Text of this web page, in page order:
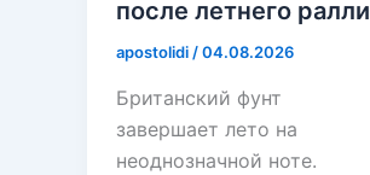
после летнего ралли
apostolidi/04.08.2026
Британский фунт
завершает лето на
неоднозначной ноте.